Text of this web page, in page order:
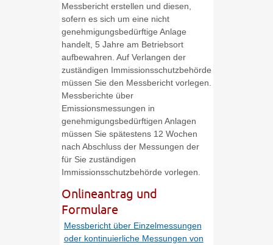
Messbericht erstellen und diesen,
sofern es sich um eine nicht
genehmigungsbedürftige Anlage
handelt, 5 Jahre am Betriebsort
aufbewahren. Auf Verlangen der
zuständigen Immissionsschutzbehörde
müssen Sie den Messbericht vorlegen.
Messberichte über
Emissionsmessungen in
genehmigungsbedürftigen Anlagen
müssen Sie spätestens 12 Wochen
nach Abschluss der Messungen der
für Sie zuständigen
Immissionsschutzbehörde vorlegen.
Onlineantrag und
Formulare
Messbericht über Einzelmessungen
oder kontinuierliche Messungen von